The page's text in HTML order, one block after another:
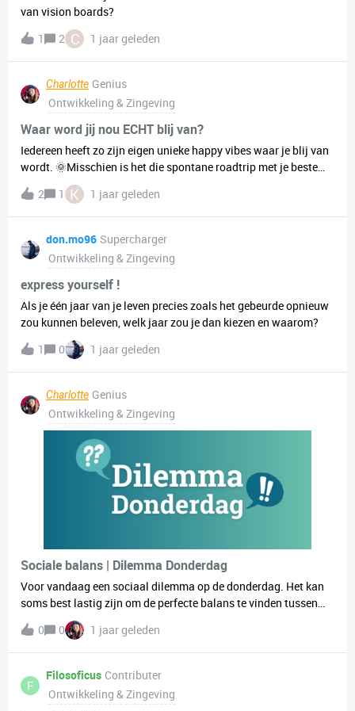
van vision boards?
1
2 C 1 jaar geleden
Charlotte Genius
Ontwikkeling & Zingeving
Waar word jij nou ECHT blij van?
Iedereen heeft zo zijn eigen unieke happy vibes waar je blij van
wordt. 🌞Misschien is het die spontane roadtrip met je beste
vrienden, knuffelen met je huisdier 🐶, of gewoon een rustig
moment voor jezelf met je favoriete boek 📖. Wat het ook is, we
all need it! 💖We zijn super benieuwd, waar word jij nou echt
gelukkig van?Laat het ons weten in de reacties en deel je happy
moments met de Join Us community! 💬 Wie weet inspireer je
andere ook met jouw geluksmomentjes. Sharing is caring! 🤗
✨Happy vibes only! 😎✌
2 1 K 1 jaar geleden
don.mo96 Supercharger
Ontwikkeling & Zingeving
express yourself !
Als je één jaar van je leven precies zoals het gebeurde opnieuw
zou kunnen beleven, welk jaar zou je dan kiezen en waarom?
1
0 1 jaar geleden
Charlotte Genius
Ontwikkeling & Zingeving
Sociale balans | Dilemma Donderdag
Voor vandaag een sociaal dilemma op de donderdag. Het kan
soms best lastig zijn om de perfecte balans te vinden tussen
tijd voor jezelf en tijd met anderen. Maar er is eigenlijk zoveel
keuze, maar 2 opties vind je wel heel erg interessant. 🤔👥
Weinig tijd voor jezelf, maar wel altijd druk met vrienden 🧘
Veel tijd voor jezelf, maar weinig sociaal contactWat past het
beste bij jou? Laat het ons weten in de reacties. 💬
0 0 1 jaar geleden
F
Filosoficus Contributer
Ontwikkeling & Zingeving